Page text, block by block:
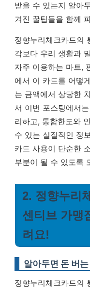
받을 수 있는지 알아
겨진 꿀팁들을 함께
정향누리체크카드의
각보다 우리 생활과
자주 이용하는 마트,
에서 이 카드를 어떻
는 금액에서 상당한
서 이번 포스팅에서
리하고, 통합한도와
수 있는 실질적인 정
카드 사용이 단순한
부분이 될 수 있도록
2. 정향누리
센티브 가맹
려요!
알아두면 돈 버
정향누리체크카드의